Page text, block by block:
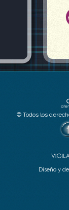
© Todos los
Diseño y